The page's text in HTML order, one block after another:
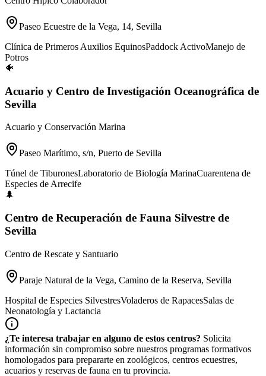
Paseo Ecuestre de la Vega, 14, Sevilla
Clínica de Primeros Auxilios EquinosPaddock ActivoManejo de
Potros
🐠
Acuario y Centro de Investigación Oceanográfica de
Sevilla
Acuario y Conservación Marina
Paseo Marítimo, s/n, Puerto de Sevilla
Túnel de TiburonesLaboratorio de Biología MarinaCuarentena de
Especies de Arrecife
🌲
Centro de Recuperación de Fauna Silvestre de
Sevilla
Centro de Rescate y Santuario
Paraje Natural de la Vega, Camino de la Reserva, Sevilla
Hospital de Especies SilvestresVoladeros de RapacesSalas de
Neonatología y Lactancia
¿Te interesa trabajar en alguno de estos centros? Solicita
información sin compromiso sobre nuestros programas formativos
homologados para prepararte en zoológicos, centros ecuestres,
acuarios y reservas de fauna en tu provincia.